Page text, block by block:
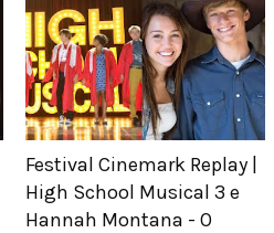
Festival Cinemark Replay |
High School Musical 3 e
Hannah Montana - O